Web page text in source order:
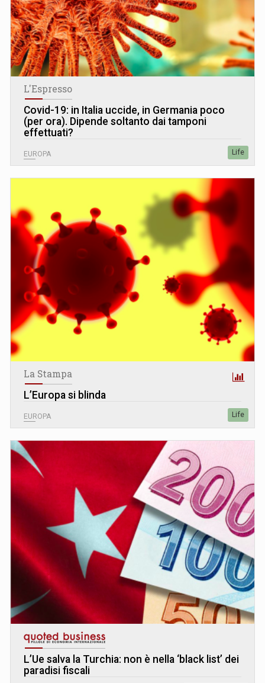
L'Espresso
Covid-19: in Italia uccide, in Germania poco
(per ora). Dipende soltanto dai tamponi
effettuati?
EUROPA Life
La Stampa
L’Europa si blinda
EUROPA Life
L’Ue salva la Turchia: non è nella ‘black list’ dei
paradisi fiscali